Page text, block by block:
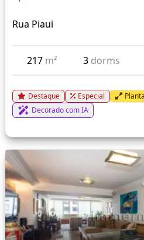
Rua Piaui
217 m² 3 dorms
Destaque Especial
Decorado com IA